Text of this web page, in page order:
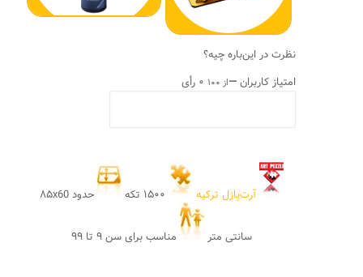
نظرت در این‌باره چیه؟
امتیاز کاربران—از ۱۰۰ ۰ رأی
آرت‌پازل ترکیه حدود ۸۵x60
سانتی متر مناسب برای سن ۹ تا ۹۹